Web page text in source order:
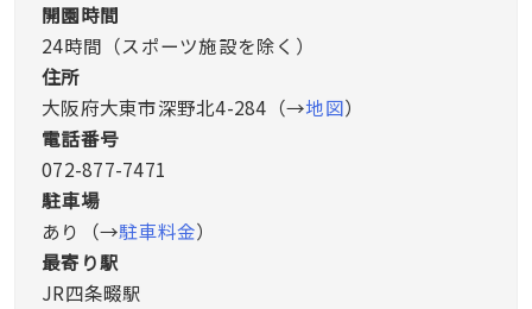
開園時間
24時間（スポーツ施設を除く）
住所
大阪府大東市深野北4-284（→地図）
電話番号
072-877-7471
駐車場
あり（→駐車料金）
最寄り駅
JR四条畷駅